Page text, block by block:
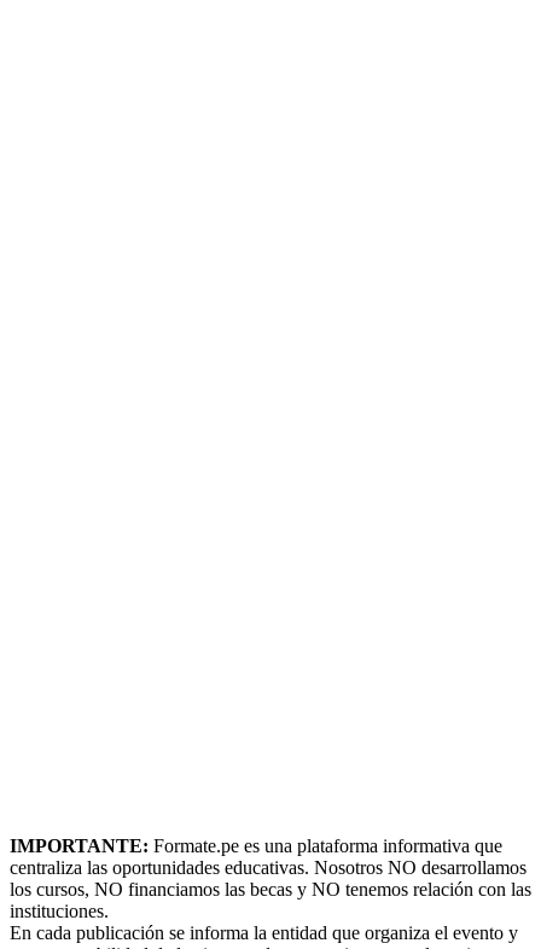
IMPORTANTE: Formate.pe es una plataforma informativa que
centraliza las oportunidades educativas. Nosotros NO desarrollamos
los cursos, NO financiamos las becas y NO tenemos relación con las
instituciones.
En cada publicación se informa la entidad que organiza el evento y